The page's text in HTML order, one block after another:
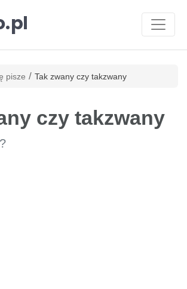
plorto.pl
pisze / Tak zwany czy takzwany
czy takzwany